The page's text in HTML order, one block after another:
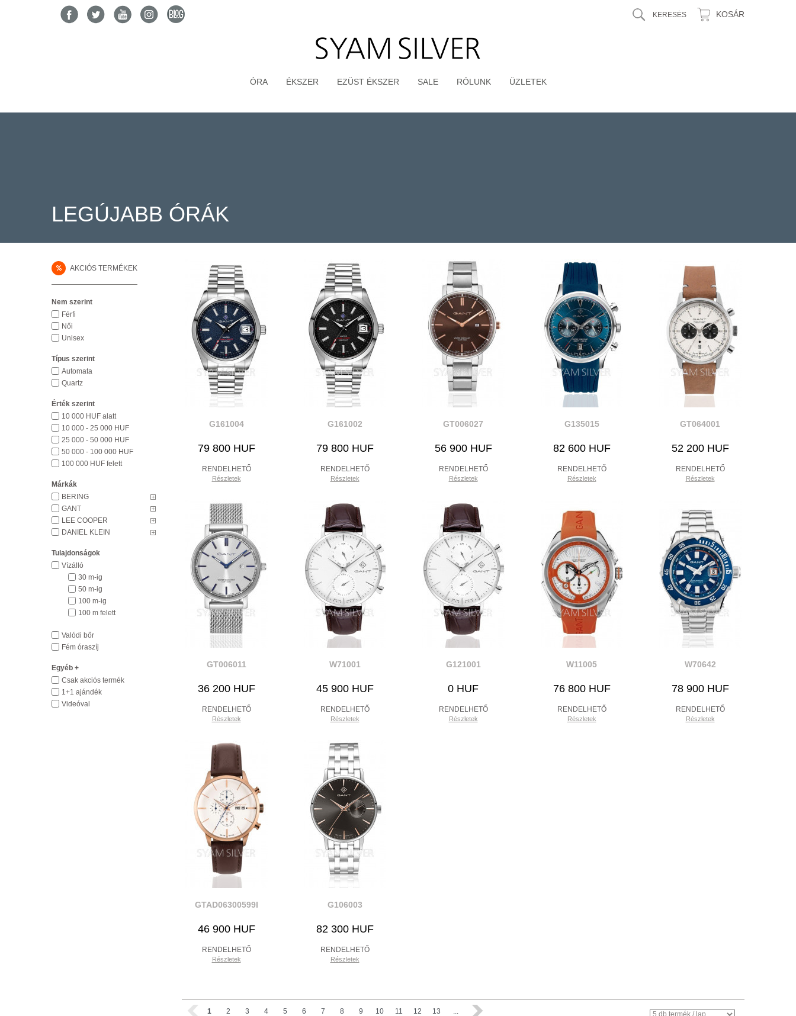
KOSÁR
ÓRA ÉKSZER EZÜST ÉKSZER SALE RÓLUNK ÜZLETEK
LEGÚJABB ÓRÁK
% AKCIÓS TERMÉKEK
Nem szerint
Férfi
Női
Unisex
Típus szerint
Automata
Quartz
Érték szerint
10 000 HUF alatt
10 000 - 25 000 HUF
25 000 - 50 000 HUF
50 000 - 100 000 HUF
100 000 HUF felett
Márkák
BERING
GANT
LEE COOPER
DANIEL KLEIN
Tulajdonságok
Vízálló
30 m-ig
50 m-ig
100 m-ig
100 m felett
Valódi bőr
Fém óraszíj
Egyéb +
Csak akciós termék
1+1 ajándék
Videóval
G161004
79 800 HUF
RENDELHETŐ
Részletek
G161002
79 800 HUF
RENDELHETŐ
Részletek
GT006027
56 900 HUF
RENDELHETŐ
Részletek
G135015
82 600 HUF
RENDELHETŐ
Részletek
GT064001
52 200 HUF
RENDELHETŐ
Részletek
GT006011
36 200 HUF
RENDELHETŐ
Részletek
W71001
45 900 HUF
RENDELHETŐ
Részletek
G121001
0 HUF
RENDELHETŐ
Részletek
W11005
76 800 HUF
RENDELHETŐ
Részletek
W70642
78 900 HUF
RENDELHETŐ
Részletek
GTAD06300599I
46 900 HUF
RENDELHETŐ
Részletek
G106003
82 300 HUF
RENDELHETŐ
Részletek
1 2 3 4 5 6 7 8 9 10 11 12 13 ...